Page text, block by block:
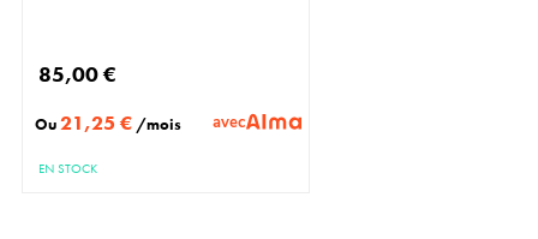
85,00 €
Ou21,25 € /mois avec
EN STOCK